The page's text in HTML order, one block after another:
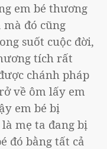
em bé thương
đó cũng
suốt cuộc đời,
tích rất
chánh pháp
về ôm lấy em
em bé bị
mẹ ta đang bị
đó bằng tất cả